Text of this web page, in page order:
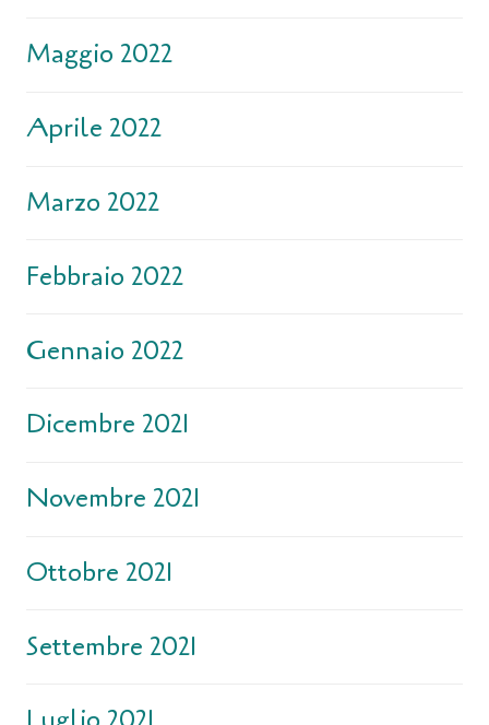
Maggio 2022
Aprile 2022
Marzo 2022
Febbraio 2022
Gennaio 2022
Dicembre 2021
Novembre 2021
Ottobre 2021
Settembre 2021